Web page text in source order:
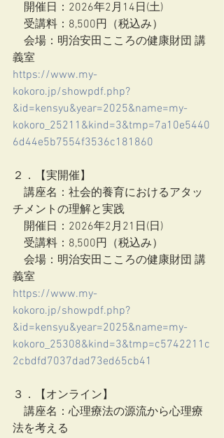
開催日：2026年2月14日(土)
受講料：8,500円（税込み）
会場：明治安田こころの健康財団 講
義室
https://www.my-
kokoro.jp/showpdf.php?
&id=kensyu&year=2025&name=my-
kokoro_25211&kind=3&tmp=7a10e5440
6d44e5b7554f3536c181860
２．【実開催】
講座名：社会的養育におけるアタッ
チメントの理解と実践
開催日：2026年2月21日(日)
受講料：8,500円（税込み）
会場：明治安田こころの健康財団 講
義室
https://www.my-
kokoro.jp/showpdf.php?
&id=kensyu&year=2025&name=my-
kokoro_25308&kind=3&tmp=c5742211c
2cbdfd7037dad73ed65cb41
３．【オンライン】
講座名：心理療法の源流から心理療
法を考える